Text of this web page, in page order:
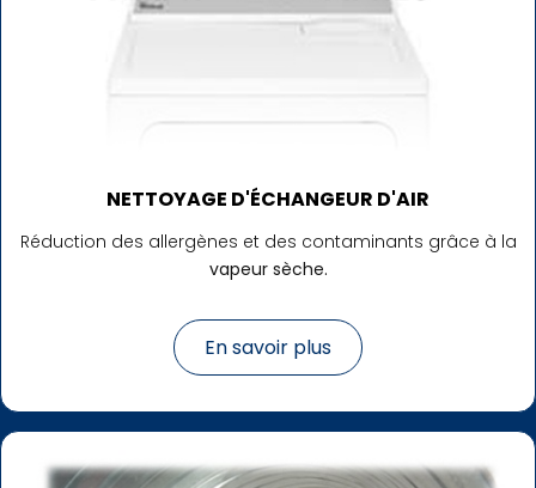
NETTOYAGE D'ÉCHANGEUR D'AIR
Réduction des allergènes et des contaminants grâce à la
vapeur sèche.
En savoir plus